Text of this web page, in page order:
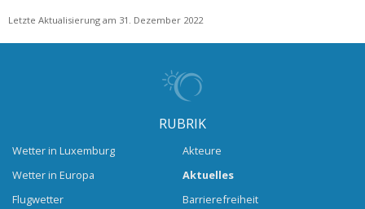
Letzte Aktualisierung am 31. Dezember 2022
RUBRIK
Wetter in Luxemburg
Wetter in Europa
Flugwetter
Akteure
Aktuelles
Barrierefreiheit